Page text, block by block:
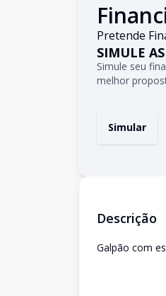
Pretende
SIMULE
Simule seu
melhor
Simular
Descrição
Galpão com